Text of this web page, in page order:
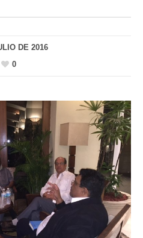
DE 2016
0